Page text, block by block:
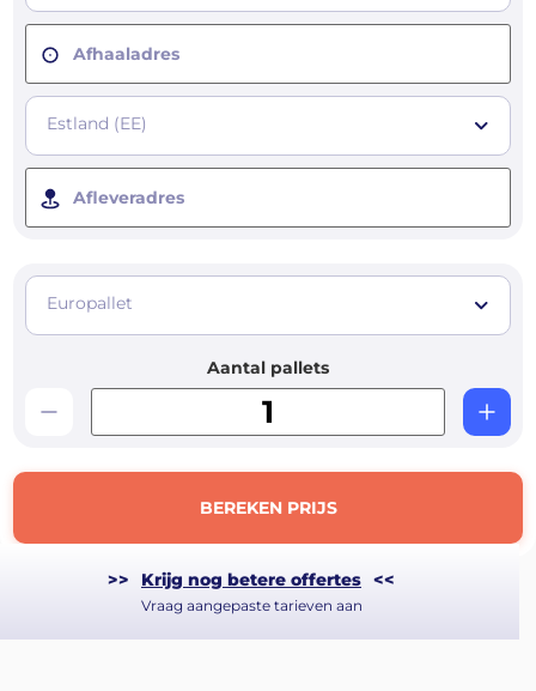
Afhaaladres
Estland (EE)
Afleveradres
Europallet
Aantal pallets
BEREKEN PRIJS
>> Krijg nog betere offertes <<
Vraag aangepaste tarieven aan